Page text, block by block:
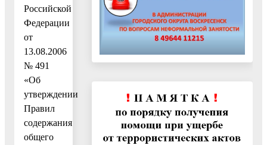
Российской
Федерации
от
13.08.2006
№ 491
«Об
утверждении
Правил
содержания
общего